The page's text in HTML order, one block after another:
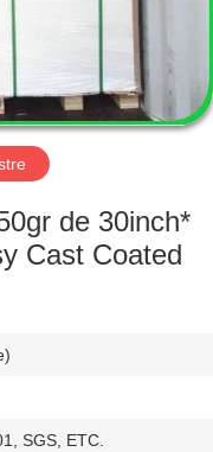
de 30inch*
Cast Coated
SGS, ETC.